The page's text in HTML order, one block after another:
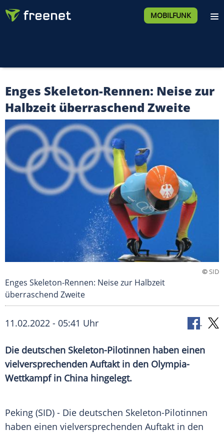
MOBILFUNK
Enges Skeleton-Rennen: Neise zur
Halbzeit überraschend Zweite
©SID
Enges Skeleton-Rennen: Neise zur Halbzeit
überraschend Zweite
11.02.2022 - 05:41 Uhr
Die deutschen Skeleton-Pilotinnen haben einen
vielversprechenden Auftakt in den Olympia-
Wettkampf in China hingelegt.
Peking (SID) - Die deutschen Skeleton-Pilotinnen
haben einen vielversprechenden Auftakt in den